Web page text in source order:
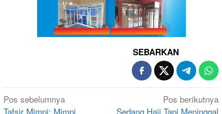
SEBARKAN
Navigasi
Pos sebelumnya
Tafsir Mimpi: Mimpi
Pos berikutnya
Sedang Haji Tapi Meninggal